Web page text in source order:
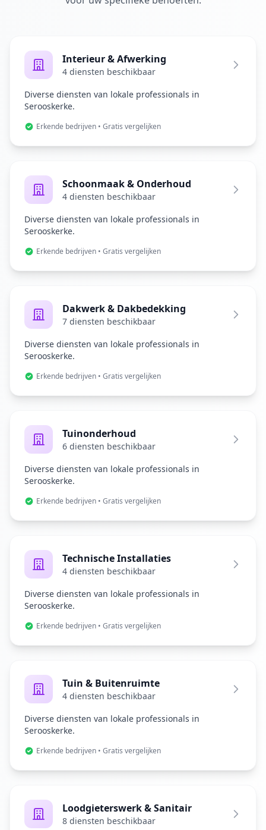
Interieur & Afwerking
4 diensten beschikbaar
Diverse diensten van lokale professionals in
Serooskerke.
Erkende bedrijven • Gratis vergelijken
Schoonmaak & Onderhoud
4 diensten beschikbaar
Diverse diensten van lokale professionals in
Serooskerke.
Erkende bedrijven • Gratis vergelijken
Dakwerk & Dakbedekking
7 diensten beschikbaar
Diverse diensten van lokale professionals in
Serooskerke.
Erkende bedrijven • Gratis vergelijken
Tuinonderhoud
6 diensten beschikbaar
Diverse diensten van lokale professionals in
Serooskerke.
Erkende bedrijven • Gratis vergelijken
Technische Installaties
4 diensten beschikbaar
Diverse diensten van lokale professionals in
Serooskerke.
Erkende bedrijven • Gratis vergelijken
Tuin & Buitenruimte
4 diensten beschikbaar
Diverse diensten van lokale professionals in
Serooskerke.
Erkende bedrijven • Gratis vergelijken
Loodgieterswerk & Sanitair
8 diensten beschikbaar